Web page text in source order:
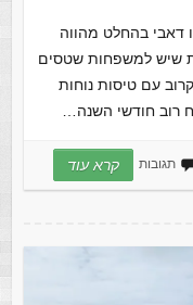
דאבי בהחלט מהווה
שיש למשפחות שטסים
עם טיסות נוחות
רוב חודשי השנה…
קרא עוד